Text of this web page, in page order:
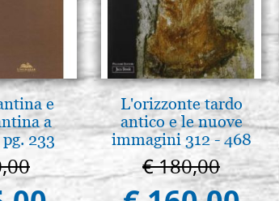
e
a
233
L'orizzonte tardo
antico e le nuove
immagini 312 - 468
€ 180,00